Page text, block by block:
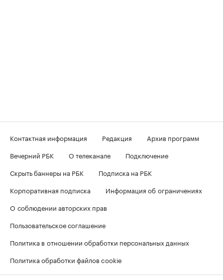
Контактная информация Редакция
Архив программ
Вечерний РБК
О телеканале
Подключение
Скрыть баннеры на РБК
Подписка на РБК
Корпоративная подписка
Информация об ограничениях
О соблюдении авторских прав
Пользовательское соглашение
Политика в отношении обработки персональных данных
Политика обработки файлов cookie